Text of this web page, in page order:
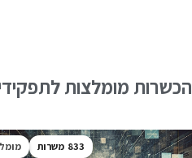
הכשרות מומלצות
833